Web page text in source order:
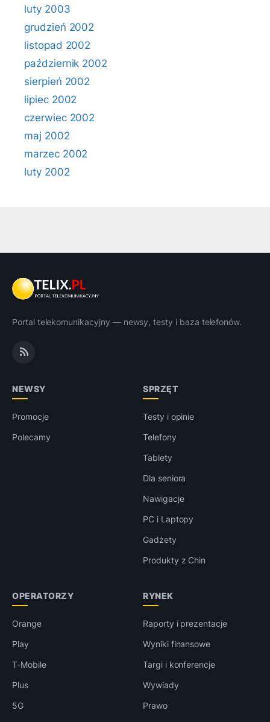
luty 2003
grudzień 2002
listopad 2002
październik 2002
sierpień 2002
lipiec 2002
czerwiec 2002
maj 2002
marzec 2002
luty 2002
Portal telekomunikacyjny — newsy, testy i baza telefonów.
NEWSY
Promocje
Polecamy
SPRZĘT
Testy i opinie
Telefony
Tablety
Dla seniora
Nawigacje
PC i Laptopy
Gadżety
Produkty z Chin
OPERATORZY
Orange
Play
T-Mobile
Plus
5G
RYNEK
Raporty i prezentacje
Wyniki finansowe
Targi i konferencje
Wywiady
Prawo